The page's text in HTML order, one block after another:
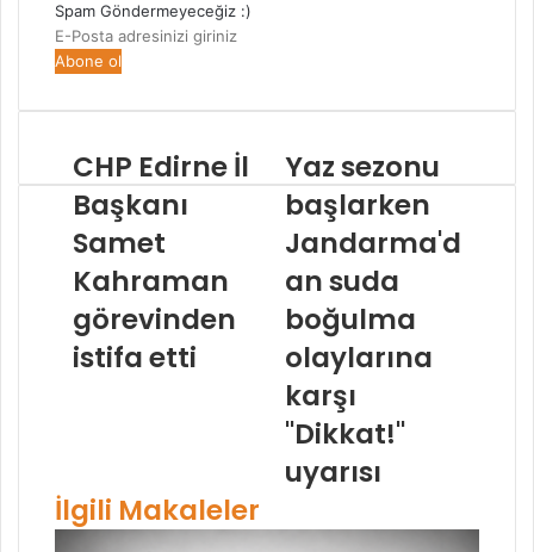
Spam Göndermeyeceğiz :)
E-
Posta
giriniz
CHP Edirne İl
Başkanı
Samet
Kahraman
görevinden
istifa etti
Yaz sezonu
başlarken
Jandarma'd
an suda
boğulma
olaylarına
karşı
"Dikkat!"
uyarısı
İlgili Makaleler